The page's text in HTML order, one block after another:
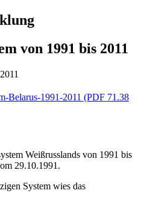
von 1991 bis 2011
Belarus-1991-2011 (PDF 71.38
Weißrusslands von 1991 bis
29.10.1991.
System wies das